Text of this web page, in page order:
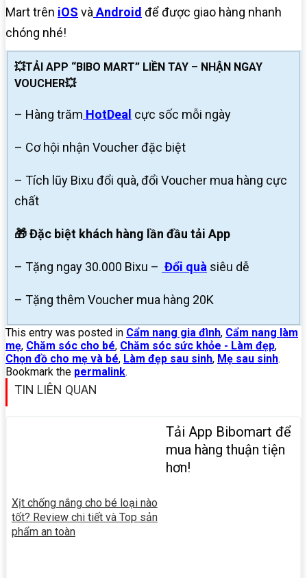
Mart trên iOS vàAndroid để được giao hàng nhanh
chóng nhé!
💥TẢI APP “BIBO MART” LIỀN TAY – NHẬN NGAY
VOUCHER💥
– Hàng trăm HotDeal cực sốc mỗi ngày
– Cơ hội nhận Voucher đặc biệt
– Tích lũy Bixu đổi quà, đổi Voucher mua hàng cực
chất
🎁 Đặc biệt khách hàng lần đầu tải App
– Tặng ngay 30.000 Bixu – Đổi quà siêu dễ
– Tặng thêm Voucher mua hàng 20K
This entry was posted in Cẩm nang gia đình, Cẩm nang làm
mẹ, Chăm sóc cho bé, Chăm sóc sức khỏe - Làm đẹp,
Chọn đồ cho mẹ và bé, Làm đẹp sau sinh, Mẹ sau sinh.
Bookmark the permalink.
TIN LIÊN QUAN
Xịt chống nắng cho bé loại nào
tốt? Review chi tiết và Top sản
phẩm an toàn
Tải App Bibomart để
mua hàng thuận tiện
hơn!